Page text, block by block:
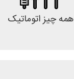
همه چیز اتوماتیک